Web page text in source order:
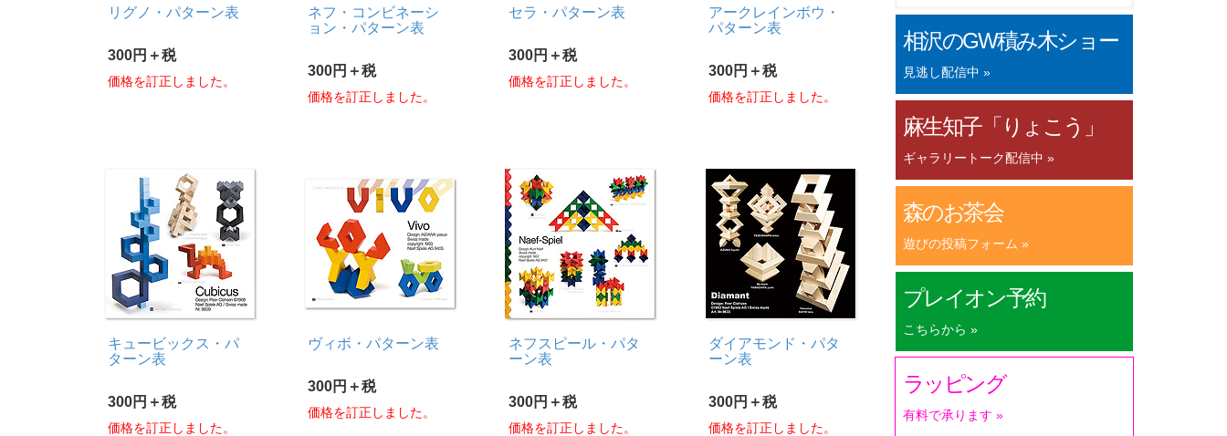
リグノ・パターン表
300円＋税
価格を訂正しました。
ネフ・コンビネーシ
ョン・パターン表
300円＋税
価格を訂正しました。
セラ・パターン表
300円＋税
価格を訂正しました。
アークレインボウ・
パターン表
300円＋税
価格を訂正しました。
キュービックス・パ
ターン表
300円＋税
価格を訂正しました。
ヴィボ・パターン表
300円＋税
価格を訂正しました。
ネフスピール・パタ
ーン表
300円＋税
価格を訂正しました。
ダイアモンド・パタ
ーン表
300円＋税
価格を訂正しました。
相沢のGW積み木ショー
見逃し配信中 »
麻生知子「りょこう」
ギャラリートーク配信中 »
森のお茶会
遊びの投稿フォーム »
プレイオン予約
こちらから »
ラッピング
有料で承ります »